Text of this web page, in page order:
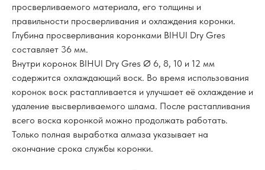
просверливаемого материала, его толщины и
правильности просверливания и охлаждения коронки.
Глубина просверливания коронками BIHUI Dry Gres
составляет 36 мм.
Внутри коронок BIHUI Dry Gres Ø 6, 8, 10 и 12 мм
содержится охлаждающий воск. Во время использования
коронок воск растапливается и улучшает её охлаждение и
удаление высверливаемого шлама. После растапливания
всего воска коронкой можно продолжать работать.
Только полная выработка алмаза указывает на
окончание срока службы коронки.